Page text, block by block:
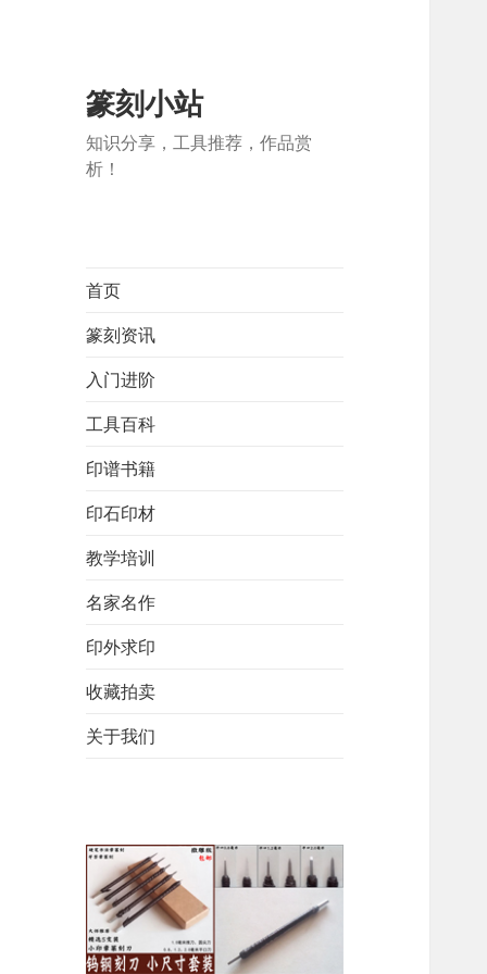
篆刻小站
知识分享，工具推荐，作品赏
析！
首页
篆刻资讯
入门进阶
工具百科
印谱书籍
印石印材
教学培训
名家名作
印外求印
收藏拍卖
关于我们